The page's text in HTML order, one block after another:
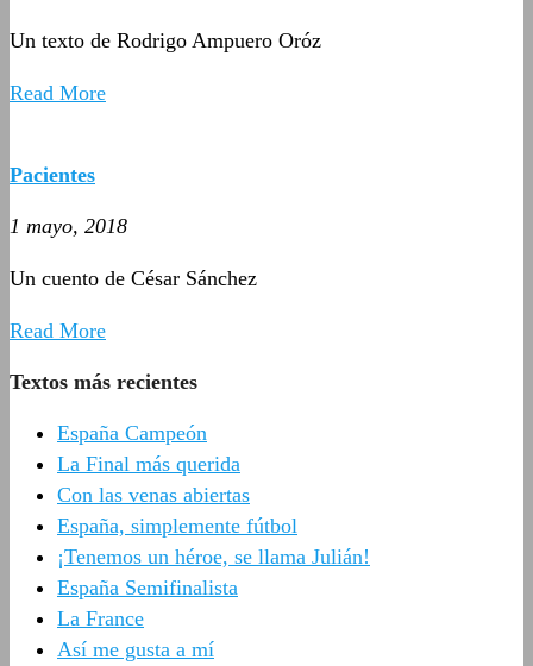
Un texto de Rodrigo Ampuero Oróz
Read More
Pacientes
1 mayo, 2018
Un cuento de César Sánchez
Read More
Textos más recientes
España Campeón
La Final más querida
Con las venas abiertas
España, simplemente fútbol
¡Tenemos un héroe, se llama Julián!
España Semifinalista
La France
Así me gusta a mí